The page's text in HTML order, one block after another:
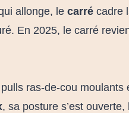
allonge, le carré cadre
En 2025, le carré
ras-de-cou
, sa posture s’est